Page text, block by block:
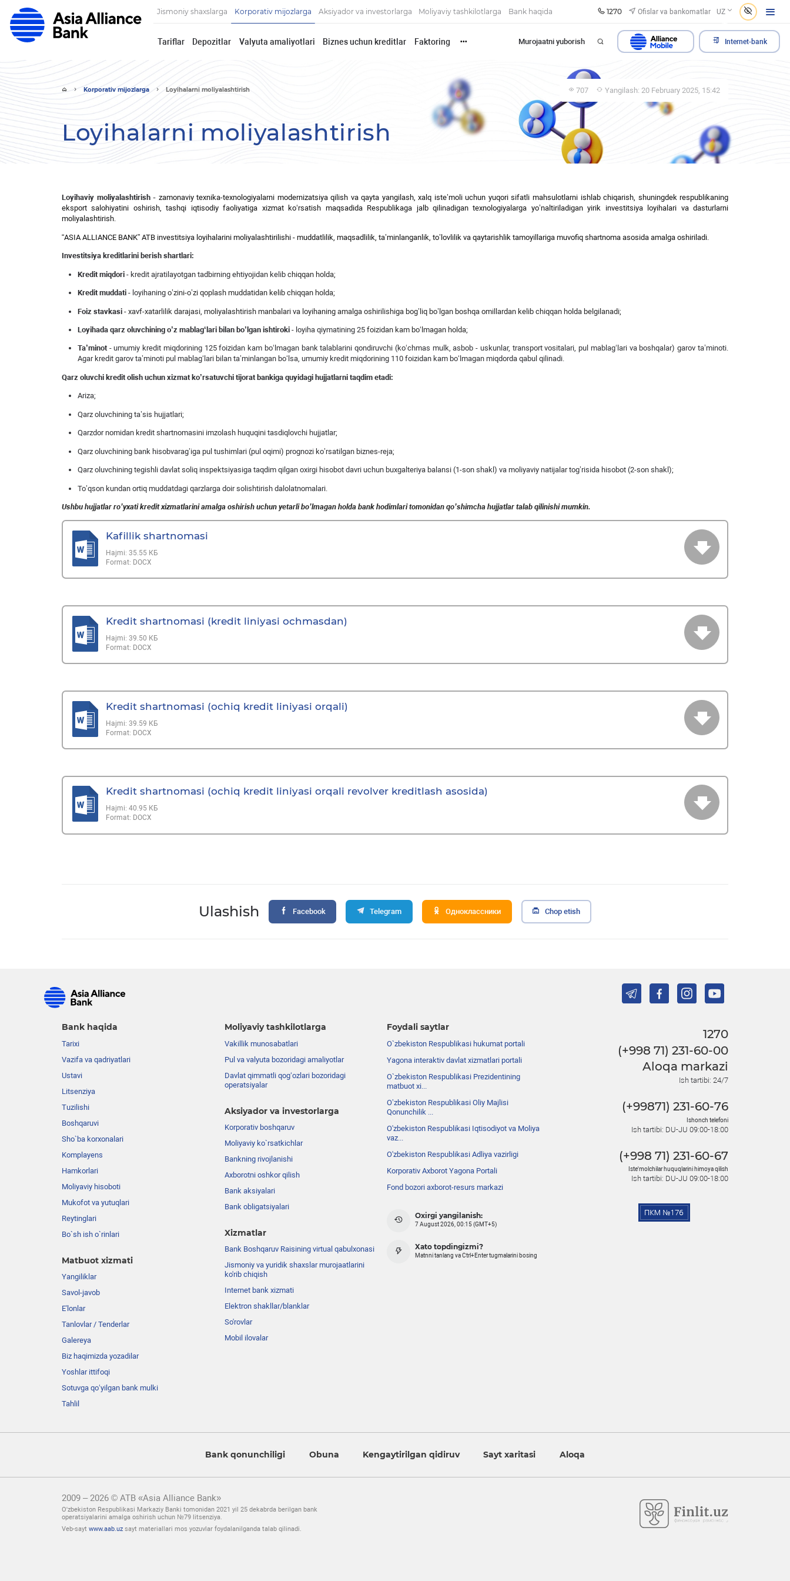
Jismoniy shaxslarga Korporativ mijozlarga Aksiyador va investorlarga Moliyaviy tashkilotlarga Bank haqida 1270 Ofislar va bankomatlar UZ
Tariflar Depozitlar Valyuta amaliyotlari Biznes uchun kreditlar Faktoring ••• Murojaatni yuborish Internet-bank
Korporativ mijozlarga Loyihalarni moliyalashtirish 707 Yangilash: 20 February 2025, 15:42
Loyihalarni moliyalashtirish
Loyihaviy moliyalashtirish - zamonaviy texnika-texnologiyalarni modernizatsiya qilish va qayta yangilash,xalq iste’moli uchun yuqori sifatli mahsulotlarni ishlab chiqarish, shuningdek respublikaning
eksport salohiyatini oshirish,tashqi iqtisodiy faoliyatiga xizmat ko‘rsatish maqsadida Respublikaga jalb qilinadigan texnologiyalarga yo’naltiriladigan yirik investitsiya loyihalari va dasturlarni
moliyalashtirish.
“ASIA ALLIANCE BANK” ATB investitsiya loyihalarini moliyalashtirilishi - muddatlilik, maqsadlilik, ta’minlanganlik, to’lovlilik va qaytarishlik tamoyillariga muvofiq shartnoma asosida amalga oshiriladi.
Investitsiya kreditlarini berish shartlari:
Kredit miqdori- kredit ajratilayotgan tadbirning ehtiyojidan kelib chiqqan holda;
Kredit muddati- loyihaning o’zini-o’zi qoplash muddatidan kelib chiqqan holda;
Foiz stavkasi - xavf-xatarlilik darajasi, moliyalashtirish manbalari va loyihaning amalga oshirilishiga bog’liq bo’lgan boshqa omillardan kelib chiqqan holda belgilanadi;
Loyihada qarz oluvchining o’z mablag‘lari bilan bo’lgan ishtiroki- loyiha qiymatining 25 foizidan kam bo‘lmagan holda;
Ta’minot- umumiy kredit miqdorining 125 foizidan kam bo‘lmagan bank talablarini qondiruvchi (ko‘chmas mulk, asbob - uskunlar, transport vositalari, pul mablag‘lari va boshqalar) garov ta’minoti.
Agar kredit garov ta’minoti pul mablag‘lari bilan ta’minlangan bo‘lsa, umumiy kredit miqdorining 110 foizidan kam bo‘lmagan miqdorda qabul qilinadi.
Qarz oluvchi kredit olish uchun xizmat ko’rsatuvchi tijorat bankiga quyidagi hujjatlarni taqdim etadi:
Ariza;
Qarz oluvchining ta’sis hujjatlari;
Qarzdor nomidan kredit shartnomasini imzolash huquqini tasdiqlovchi hujjatlar;
Qarz oluvchining bank hisobvarag’iga pul tushimlari (pul oqimi) prognozi ko’rsatilgan biznes-reja;
Qarz oluvchining tegishli davlat soliq inspektsiyasiga taqdim qilgan oxirgi hisobot davri uchun buxgalteriya balansi (1-son shakl) va moliyaviy natijalar tog’risida hisobot (2-son shakl);
To’qson kundan ortiq muddatdagi qarzlarga doir solishtirish dalolatnomalari.
Ushbu hujjatlar ro’yxati kredit xizmatlarini amalga oshirish uchun yetarli bo’lmagan holda bank hodimlari tomonidan qo’shimcha hujjatlar talab qilinishi mumkin.
Kafillik shartnomasi
Hajmi:35.55 КБ
Format: DOCX
Kredit shartnomasi (kredit liniyasi ochmasdan)
Hajmi:39.50 КБ
Format: DOCX
Kredit shartnomasi (ochiq kredit liniyasi orqali)
Hajmi:39.59 КБ
Format: DOCX
Kredit shartnomasi (ochiq kredit liniyasi orqali revolver kreditlash asosida)
Hajmi:40.95 КБ
Format: DOCX
Ulashish Facebook Telegram Одноклассники Chop etish
Bank haqida
Tarixi
Vazifa va qadriyatlari
Ustavi
Litsenziya
Tuzilishi
Boshqaruvi
Sho`ba korxonalari
Komplayens
Hamkorlari
Moliyaviy hisoboti
Mukofot va yutuqlari
Reytinglari
Bo`sh ish o`rinlari
Matbuot xizmati
Yangiliklar
Savol-javob
E'lonlar
Tanlovlar / Tenderlar
Galereya
Biz haqimizda yozadilar
Yoshlar ittifoqi
Sotuvga qo‘yilgan bank mulki
Tahlil
Moliyaviy tashkilotlarga
Vakillik munosabatlari
Pul va valyuta bozoridagi amaliyotlar
Davlat qimmatli qog‘ozlari bozoridagi
operatsiyalar
Aksiyador va investorlarga
Korporativ boshqaruv
Moliyaviy ko`rsatkichlar
Bankning rivojlanishi
Axborotni oshkor qilish
Bank aksiyalari
Bank obligatsiyalari
Xizmatlar
Bank Boshqaruv Raisining virtual qabulxonasi
Jismoniy va yuridik shaxslar murojaatlarini
ko'rib chiqish
Internet bank xizmati
Elektron shakllar/blanklar
So'rovlar
Mobil ilovalar
Foydali saytlar
O`zbekiston Respublikasi hukumat portali
Yagona interaktiv davlat xizmatlari portali
O`zbekiston Respublikasi Prezidentining
matbuot xi...
Oʼzbekiston Respublikasi Oliy Majlisi
Qonunchilik ...
O'zbekiston Respublikasi Iqtisodiyot va Moliya
vaz...
O'zbekiston Respublikasi Adliya vazirligi
Korporativ Axborot Yagona Portali
Fond bozori axborot-resurs markazi
Oxirgi yangilanish:
7 August 2026, 00:15 (GMT+5)
Xato topdingizmi?
Matnni tanlang va Ctrl+Enter tugmalarini bosing
1270
(+998 71) 231-60-00
Aloqa markazi
Ish tartibi: 24/7
(+99871) 231-60-76
Ishonch telefoni
Ish tartibi: DU-JU 09:00-18:00
(+998 71) 231-60-67
Iste'molchilar huquqlarini himoya qilish
Ish tartibi: DU-JU 09:00-18:00
Bank qonunchiligi Obuna Kengaytirilgan qidiruv Sayt xaritasi Aloqa
2009 – 2026 © ATB «Asia Alliance Bank»
O'zbekiston Respublikasi Markaziy Banki tomonidan 2021 yil 25 dekabrda berilgan bank
operatsiyalarini amalga oshirish uchun №79 litsenziya.
Veb-sayt www.aab.uz sayt materiallari mos yozuvlar foydalanilganda talab qilinadi.